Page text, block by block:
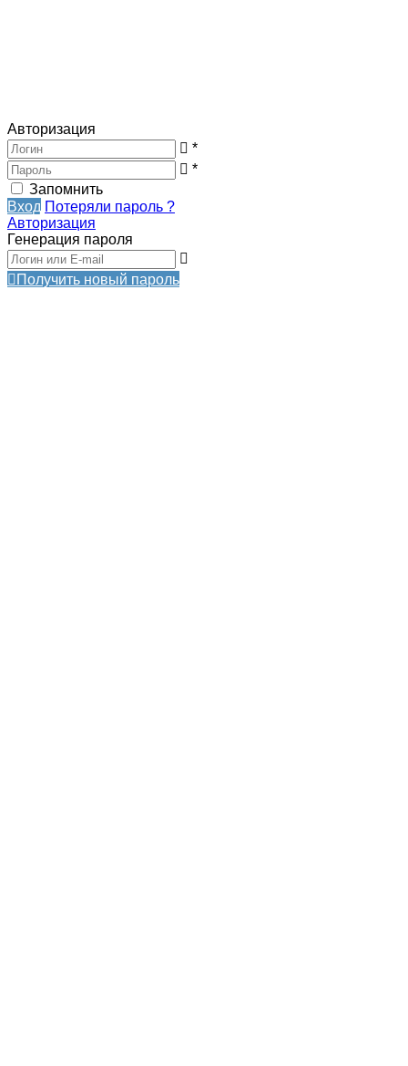
Авторизация
*
*
Запомнить
Вход Потеряли пароль ?
Авторизация
Генерация пароля
Получить новый пароль